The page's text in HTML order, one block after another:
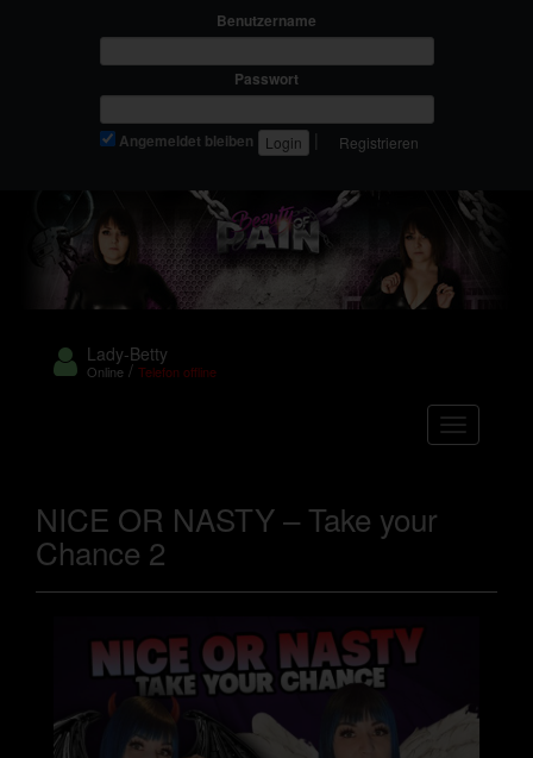
Benutzername
Passwort
Angemeldet bleiben Registrieren
Lady-Betty
Online /Telefon offline
NICE OR NASTY – Take your
Chance 2